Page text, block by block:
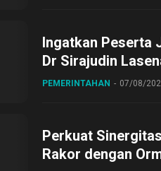
Ingatkan Peserta
Dr Sirajudin
ke XII di Buperta
PEMERINTAHAN 07/08/
Perkuat
Rakor dengan